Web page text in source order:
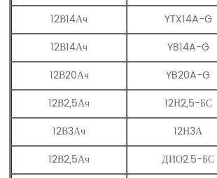
12В14Ач
YTX14A-G
12В14Ач
YB14A-G
12В20Ач
YB20A-G
12В2,5Ач
12Н2,5-БС
12В3Ач
12Н3А
12В2,5Ач
ДИО2.5-БС